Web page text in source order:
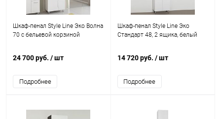
Шкаф-пенал Style Line Эко Волна
70 с бельевой корзиной
24 700 руб. / шт
Подробнее
Шкаф-пенал Style Line Эко
Стандарт 48, 2 ящика, белый
14 720 руб. / шт
Подробнее